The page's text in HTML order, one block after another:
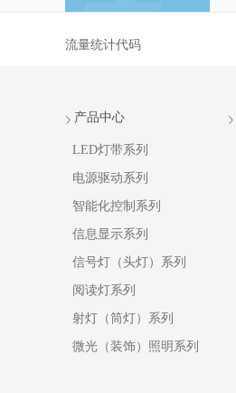
流量统计代码
产品中心
LED灯带系列
电源驱动系列
智能化控制系列
信息显示系列
信号灯（头灯）系列
阅读灯系列
射灯（筒灯）系列
微光（装饰）照明系列